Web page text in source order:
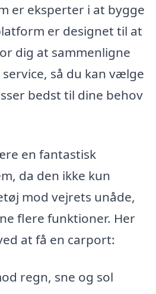
er eksperter i at bygge
er designet til at
dig at sammenligne
så du kan vælge
bedst til dine behov
en fantastisk
da den ikke kun
mod vejrets unåde,
flere funktioner. Her
at få en carport:
regn, sne og sol